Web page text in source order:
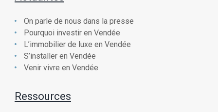
On parle de nous dans la presse
Pourquoi investir en Vendée
L’immobilier de luxe en Vendée
S’installer en Vendée
Venir vivre en Vendée
Ressources